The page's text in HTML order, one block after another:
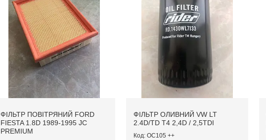
ФІЛЬТР ПОВІТРЯНИЙ FORD
FIESTA 1.8D 1989-1995 JC
PREMIUM
ФІЛЬТР ОЛИВНИЙ VW LT
2.4D/TD T4 2,4D / 2,5TDI
OC105 ++